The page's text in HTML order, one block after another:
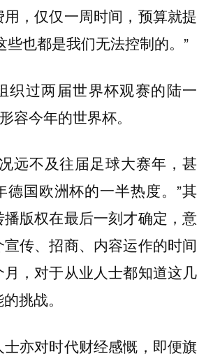
，仅仅一周时间，预算就提
些也都是我们无法控制的。”
织过两届世界杯观赛的陆一
容今年的世界杯。
远不及往届足球大赛年，甚
德国欧洲杯的一半热度。”其
版权在最后一刻才确定，意
传、招商、内容运作的时间
，对于从业人士都知道这几
挑战。
亦对时代财经感慨，即便旗